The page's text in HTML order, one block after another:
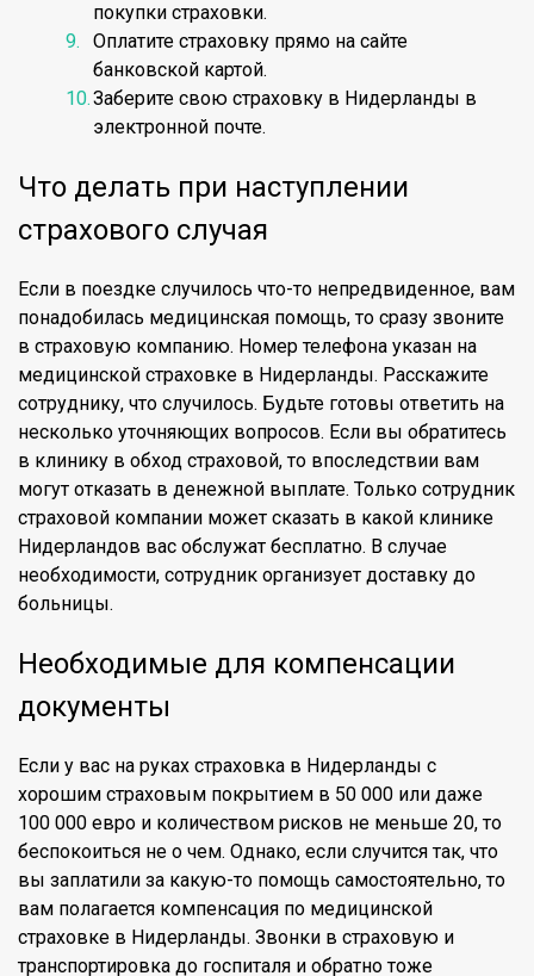
покупки страховки.
Оплатите страховку прямо на сайте
банковской картой.
Заберите свою страховку в Нидерланды в
электронной почте.
Что делать при наступлении
страхового случая
Если в поездке случилось что-то непредвиденное, вам
понадобилась медицинская помощь, то сразу звоните
в страховую компанию. Номер телефона указан на
медицинской страховке в Нидерланды. Расскажите
сотруднику, что случилось. Будьте готовы ответить на
несколько уточняющих вопросов. Если вы обратитесь
в клинику в обход страховой, то впоследствии вам
могут отказать в денежной выплате. Только сотрудник
страховой компании может сказать в какой клинике
Нидерландов вас обслужат бесплатно. В случае
необходимости, сотрудник организует доставку до
больницы.
Необходимые для компенсации
документы
Если у вас на руках страховка в Нидерланды с
хорошим страховым покрытием в 50 000 или даже
100 000 евро и количеством рисков не меньше 20, то
беспокоиться не о чем. Однако, если случится так, что
вы заплатили за какую-то помощь самостоятельно, то
вам полагается компенсация по медицинской
страховке в Нидерланды. Звонки в страховую и
транспортировка до госпиталя и обратно тоже